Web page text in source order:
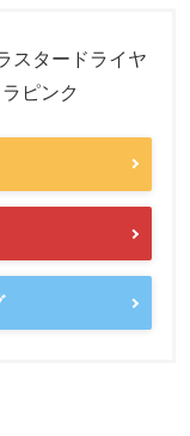
スタードライヤ
ピンク